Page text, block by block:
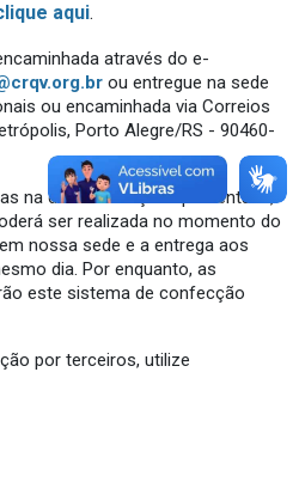
aqui.
através do e-
ou entregue na sede
ou encaminhada via Correios
Porto Alegre/RS - 90460-
na documentação apresentada,
ser realizada no momento do
nossa sede e a entrega aos
dia. Por enquanto, as
este sistema de confecção
por terceiros, utilize